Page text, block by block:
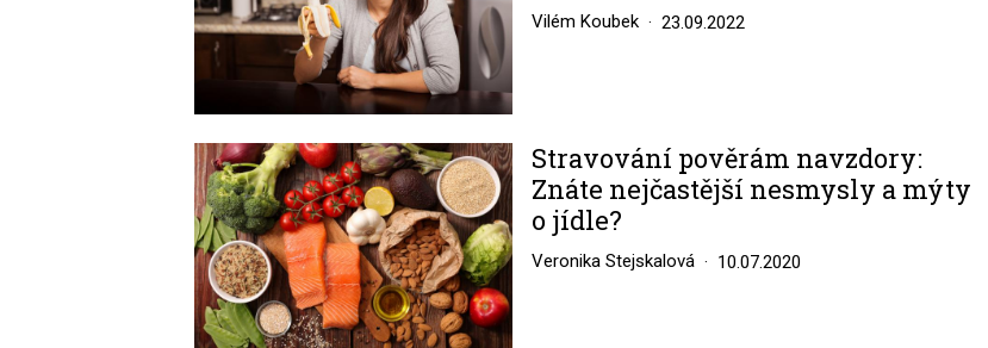
Vilém Koubek 23.09.2022
Image
Stravování pověrám navzdory:
Znáte nejčastější nesmysly a mýty
o jídle?
Veronika Stejskalová 10.07.2020